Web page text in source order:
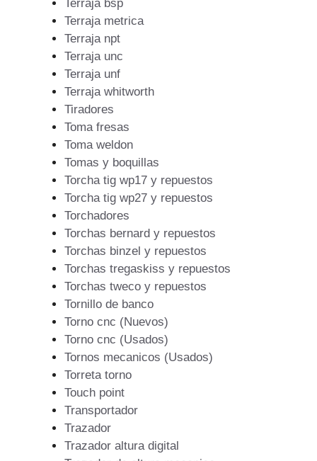
Terraja bsp
Terraja metrica
Terraja npt
Terraja unc
Terraja unf
Terraja whitworth
Tiradores
Toma fresas
Toma weldon
Tomas y boquillas
Torcha tig wp17 y repuestos
Torcha tig wp27 y repuestos
Torchadores
Torchas bernard y repuestos
Torchas binzel y repuestos
Torchas tregaskiss y repuestos
Torchas tweco y repuestos
Tornillo de banco
Torno cnc (Nuevos)
Torno cnc (Usados)
Tornos mecanicos (Usados)
Torreta torno
Touch point
Transportador
Trazador
Trazador altura digital